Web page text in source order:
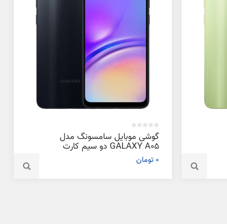
گوشی موبایل سامسونگ مدل
GALAXY A05 دو سیم کارت
گیگابایت0 تومان